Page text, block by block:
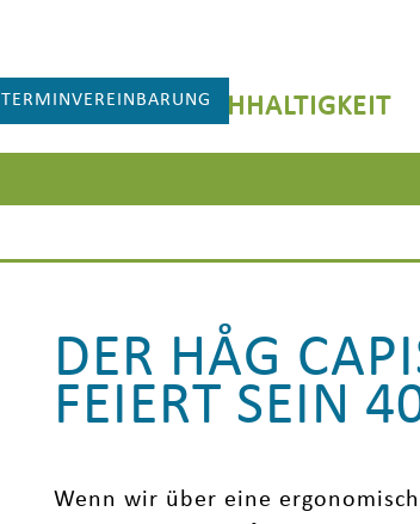
TERMINVEREINBARUNGNACHHALTIGKEIT
DER HÅG CAPISCO 8106: EIN KLASSIKER
FEIERT SEIN
Wenn wir über eine